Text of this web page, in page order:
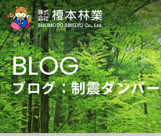
ブログ：制震ダンパー